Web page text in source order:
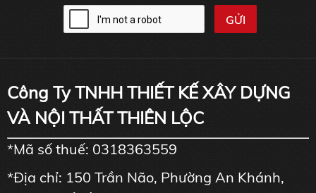
Công Ty TNHH THIẾT KẾ XÂY DỰNG
VÀ NỘI THẤT THIÊN LỘC
*Mã số thuế: 0318363559
*Địa chỉ: 150 Trần Não, Phường An Khánh,